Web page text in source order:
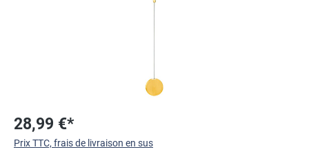
28,99 €*
Prix TTC, frais de livraison en sus